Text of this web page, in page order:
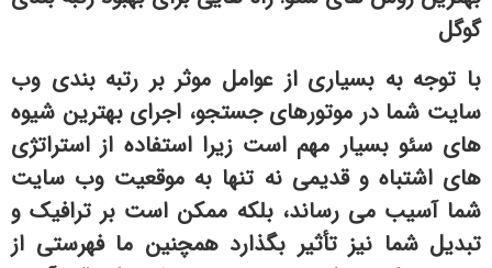
گوگل
با توجه به بسیاری از عوامل موثر بر رتبه بندی وب
سایت شما در موتورهای جستجو، اجرای بهترین شیوه
های سئو بسیار مهم است زیرا استفاده از استراتژی
های اشتباه و قدیمی نه تنها به موقعیت وب سایت
شما آسیب می رساند، بلکه ممکن است بر ترافیک و
تبدیل شما نیز تأثیر بگذارد همچنین ما فهرستی از